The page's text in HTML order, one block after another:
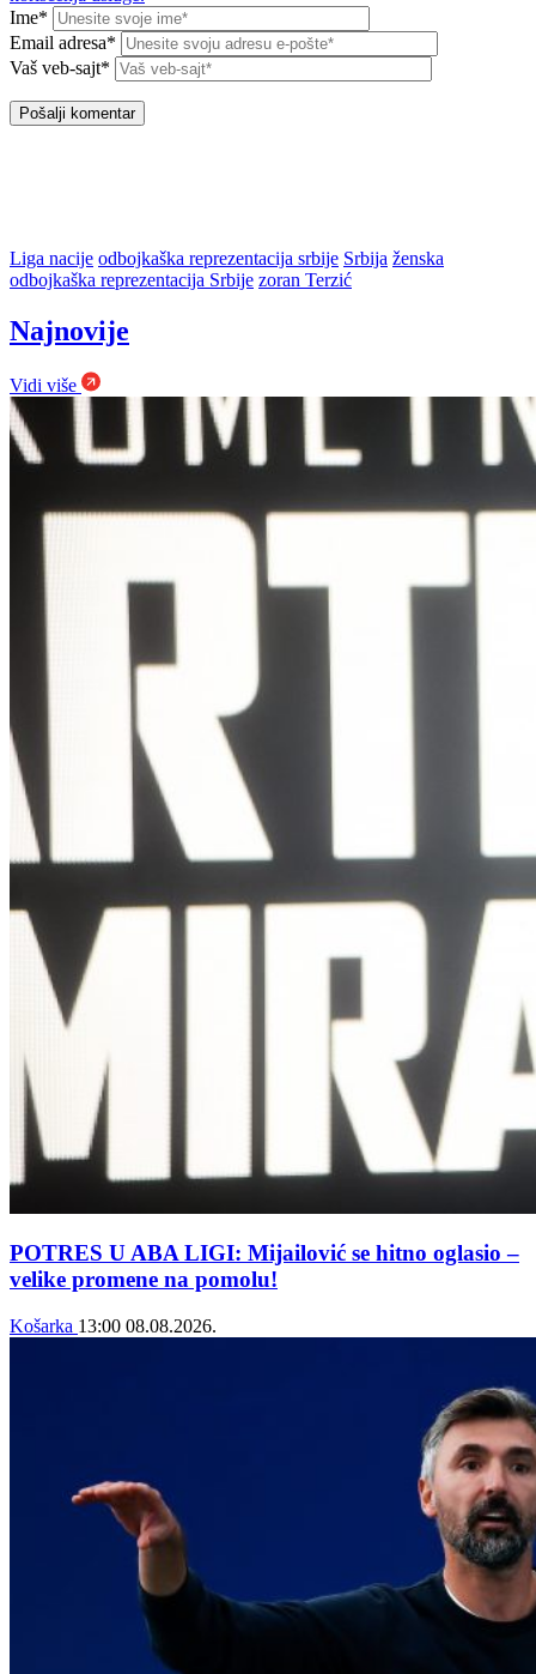
Ime*
Email adresa*
Vaš veb-sajt*
Liga nacije odbojkaška reprezentacija srbije Srbija ženska
odbojkaška reprezentacija Srbije zoran Terzić
Najnovije
Vidi više
POTRES U ABA LIGI: Mijailović se hitno oglasio –
velike promene na pomolu!
Košarka 13:00 08.08.2026.